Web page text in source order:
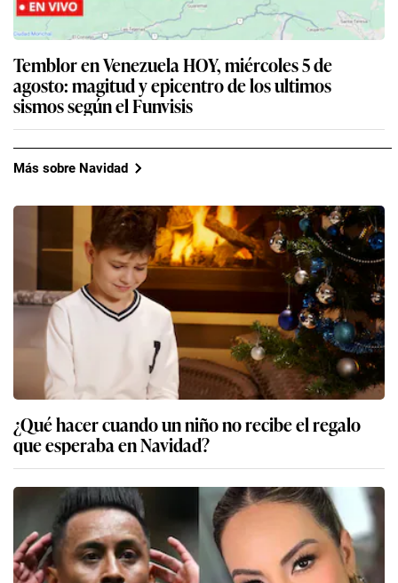
Temblor en Venezuela HOY, miércoles 5 de
agosto: magitud y epicentro de los ultimos
sismos según el Funvisis
Más sobre Navidad
¿Qué hacer cuando un niño no recibe el regalo
que esperaba en Navidad?